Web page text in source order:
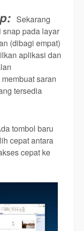
Sekarang
pada layar
(dibagi empat)
aplikasi dan
saran
tersedia
tombol baru
cepat antara
cepat ke